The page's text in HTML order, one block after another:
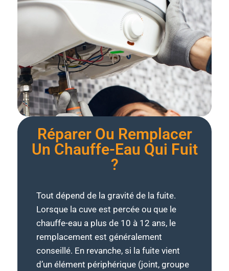
Réparer Ou Remplacer
Un Chauffe-Eau Qui Fuit
?
Tout dépend de la gravité de la fuite.
Lorsque la cuve est percée ou que le
chauffe-eau a plus de 10 à 12 ans, le
remplacement est généralement
conseillé. En revanche, si la fuite vient
d’un élément périphérique (joint, groupe